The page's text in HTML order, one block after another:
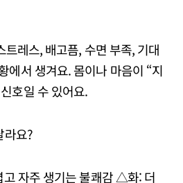
레스, 배고픔, 수면 부족, 기대
에서 생겨요. 몸이나 마음이 “지
호일 수 있어요.
라요?
자주 생기는 불쾌감 △화: 더